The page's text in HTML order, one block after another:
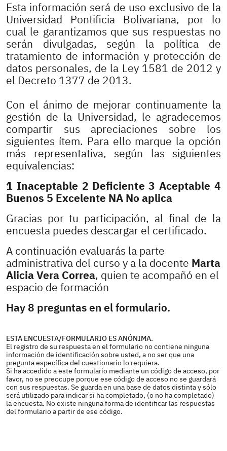
Esta información será de uso exclusivo de la
Universidad Pontificia Bolivariana, por lo
cual le garantizamos que sus respuestas no
serán divulgadas, según la política de
tratamiento de información y protección de
datos personales, de la Ley 1581 de 2012 y
el Decreto 1377 de 2013.
Con el ánimo de mejorar continuamente la
gestión de la Universidad, le agradecemos
compartir sus apreciaciones sobre los
siguientes ítem. Para ello marque la opción
más representativa, según las siguientes
equivalencias:
1 Inaceptable 2 Deficiente 3 Aceptable 4
Buenos 5 Excelente NA No aplica
Gracias por tu participación, al final de la
encuesta puedes descargar el certificado.
A continuación evaluarás la parte
administrativa del curso y a la docente Marta
Alicia Vera Correa, quien te acompañó en el
espacio de formación
Hay 8 preguntas en el formulario.
ESTA ENCUESTA/FORMULARIO ES ANÓNIMA.
El registro de su respuesta en el formulario no contiene ninguna
información de identificación sobre usted, a no ser que una
pregunta específica del cuestionario lo requiera.
Si ha accedido a este formulario mediante un código de acceso, por
favor, no se preocupe porque ese código de acceso no se guardará
con sus respuestas. Se guarda en una base de datos distinta y sólo
será utilizado para indicar si ha completado, (o no ha completado)
la encuesta. No existe ninguna forma de identificar las respuestas
del formulario a partir de ese código.